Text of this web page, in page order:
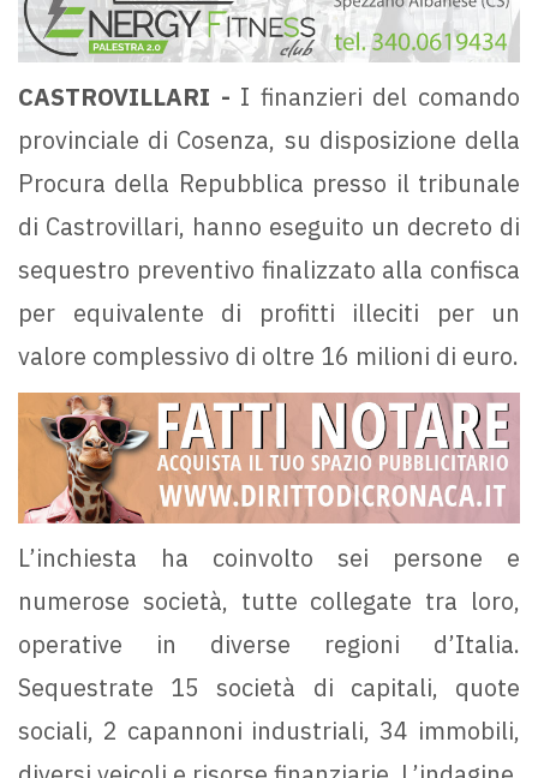
CASTROVILLARI - I finanzieri del comando
provinciale di Cosenza, su disposizione della
Procura della Repubblica presso il tribunale
di Castrovillari, hanno eseguito un decreto di
sequestro preventivo finalizzato alla confisca
per equivalente di profitti illeciti per un
valore complessivo di oltre 16 milioni di euro.
L’inchiesta ha coinvolto sei persone e
numerose società, tutte collegate tra loro,
operative in diverse regioni d’Italia.
Sequestrate 15 società di capitali, quote
sociali, 2 capannoni industriali, 34 immobili,